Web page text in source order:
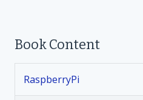
n
a
Book Content
RaspberryPi